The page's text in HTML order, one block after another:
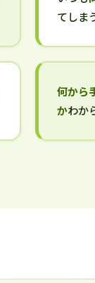
てしま
何から
かわか